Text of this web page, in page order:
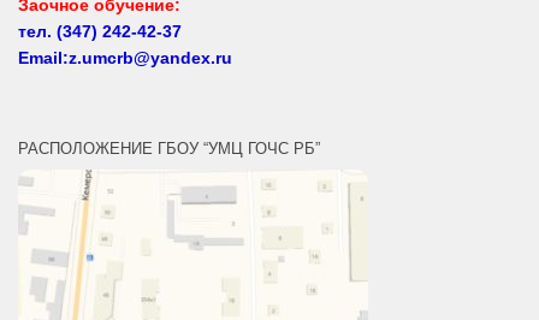
тел. (347) 242-42-37
Email:z.umcrb@yandex.ru
РАСПОЛОЖЕНИЕ ГБОУ “УМЦ ГОЧС РБ”